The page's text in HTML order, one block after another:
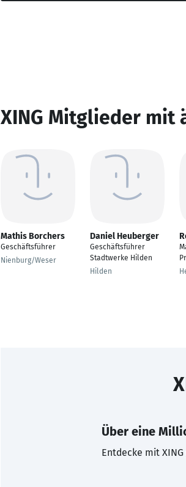
XING Mitglieder mit
Mathis Borchers
Geschäftsführer
Nienburg/Weser
Daniel Heuberger
Geschäftsführer
Stadtwerke Hilden
Hilden
Über eine
Entdecke mit